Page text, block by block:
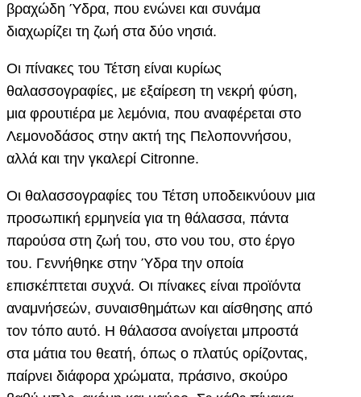
βραχώδη Ύδρα, που ενώνει και συνάμα
διαχωρίζει τη ζωή στα δύο νησιά.
Οι πίνακες του Τέτση είναι κυρίως
θαλασσογραφίες, με εξαίρεση τη νεκρή φύση,
μια φρουτιέρα με λεμόνια, που αναφέρεται στο
Λεμονοδάσος στην ακτή της Πελοποννήσου,
αλλά και την γκαλερί Citronne.
Οι θαλασσογραφίες του Τέτση υποδεικνύουν μια
προσωπική ερμηνεία για τη θάλασσα, πάντα
παρούσα στη ζωή του, στο νου του, στο έργο
του. Γεννήθηκε στην Ύδρα την οποία
επισκέπτεται συχνά. Οι πίνακες είναι προϊόντα
αναμνήσεών, συναισθημάτων και αίσθησης από
τον τόπο αυτό. Η θάλασσα ανοίγεται μπροστά
στα μάτια του θεατή, όπως ο πλατύς ορίζοντας,
παίρνει διάφορα χρώματα, πράσινο, σκούρο